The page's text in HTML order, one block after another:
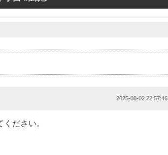
2025-08-02 22:57:46
ださい。